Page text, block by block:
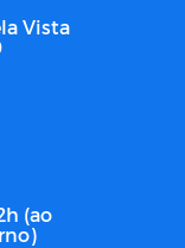
Vista
(ao